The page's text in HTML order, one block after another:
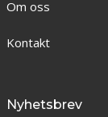
Om oss
Kontakt
Nyhetsbrev